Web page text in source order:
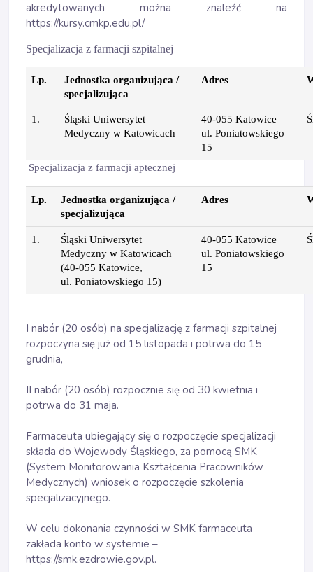
akredytowanych można znaleźć na
https://kursy.cmkp.edu.pl/
Specjalizacja z farmacji szpitalnej
Lp.
Jednostka organizująca /
specjalizująca
Adres
1.
Śląski Uniwersytet
Medyczny w Katowicach
40-055 Katowice
ul. Poniatowskiego
15
Specjalizacja z farmacji aptecznej
Lp.
Jednostka organizująca /
specjalizująca
Adres
1.
Śląski Uniwersytet
Medyczny w Katowicach
(40-055 Katowice,
ul. Poniatowskiego 15)
40-055 Katowice
ul. Poniatowskiego
15
I nabór (20 osób) na specjalizację z farmacji szpitalnej
rozpoczyna się już od 15 listopada i potrwa do 15
grudnia,
II nabór (20 osób) rozpocznie się od 30 kwietnia i
potrwa do 31 maja.
Farmaceuta ubiegający się o rozpoczęcie specjalizacji
składa do Wojewody Śląskiego, za pomocą SMK
(System Monitorowania Kształcenia Pracowników
Medycznych) wniosek o rozpoczęcie szkolenia
specjalizacyjnego.
W celu dokonania czynności w SMK farmaceuta
zakłada konto w systemie –
https://smk.ezdrowie.gov.pl.